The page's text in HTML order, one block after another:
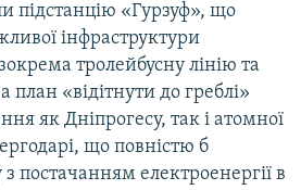
підстанцію «Гурзуф», що
інфраструктури
тролейбусну лінію та
план «відітнути до греблі»
як Дніпрогесу, так і атомної
що повністю б
постачанням електроенергії в